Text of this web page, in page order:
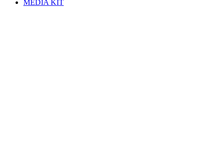
MEDIA KIT